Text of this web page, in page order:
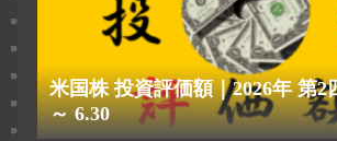
米国株 投資評価額｜2026年 第2
～ 6.30